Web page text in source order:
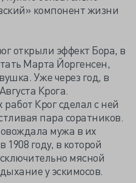
компонент жизни
открыли эффект Бора, в
Марта Йоргенсен,
Уже через год, в
Крога.
Крог сделал с ней
пара соратников.
мужа в их
году, в которой
мясной
у эскимосов.